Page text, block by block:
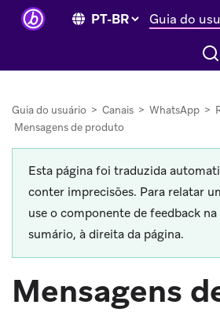
Guia do
Guia do usuário > Canais > WhatsApp >
Mensagens de produto
Esta página foi traduzida
conter imprecisões. Para relatar
use o componente de feedback
sumário, à direita da página.
Mensagens